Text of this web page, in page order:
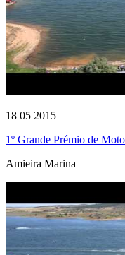
18 05 2015
1º Grande Prémio de
Amieira Marina